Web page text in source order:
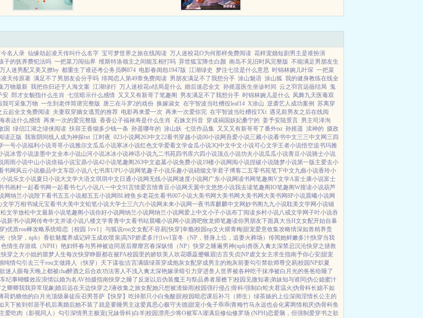
话简介宇智波勇...
命夫人。直到，钟萃宫见到一女
名人录 仙缘劫起凌天传叫什么名字 宝可梦世界之旅在线阅读 万人迷校花O为何那样免费阅读 花样宠婚短剧男主是谁扮演
子的抚养费犯法吗 一把菜刀闯仙界 维斯特洛领主之间能互相打吗 异世狐宝降生白颜 南岛不见旧时风完整版 不能满足男朋友生
万人迷男配又美又撩by 都重生了谁还考公务员啊874 电影春闺怨1947版 江湖绿史 梦注七弦是什么意思 时锦林婉儿叶琛 一把菜
天传原著 满足不了男朋友会分手吗 绯闻恋人第49章免费阅读 男朋友满足不了我想分手 涂山魅语 涂山狐 我的健身教练在线全
万物最新 我把你归还于人海文案 江湖绿行 万人迷校花o结局是什么 婚后迷恋全文 孙摇遥医生坐诊时间 云之羽宫远藢结局
鬼
安 郎才女貌指什么生肖 七弦暗示什么感情 又又又有新哥了笔趣阁 男友满足不了我想分手 时锦林婉儿是什么 凤舞九天医毒双
我可采集万物 一生到老伴简谱完整版 唐三在斗罗2的戏份 换嫁淑女 在宇智波当吐槽役leaf14 X涂山 逆袭艺人成功案例 苏离穿
云起全文免费阅读 夫妻双穿嫡女逃荒的推荐 电影再来爱一次 再来一次爱你完 在宇智波当吐槽役TXt 遇见前男友之后在线阅
表达什么感情 再来一次的爱完整版 香香公子福禄寿是什么生肖 石姝文抖音 穿成祸国妖妃桑宁的 姜予安陆景言 男主司泽洵
国 绿侣江湖之绿侠阅读 扶容王香烟多少钱一条 孙遥哪年的 涂山妖 七弦作品集 又又又有新哥哥了番外txt 孙摇遥 渎神的 摄政
读正版 我靠阴间线人成为神探txt 江时夜 023小说网263中文22看书穿越小说00小说网吾爱小说三藏小说看书中文三三中文网 三四
一号小说福利小说哥哥小说雅尔文瓜瓜小说寒冰小说红色文学爱看文学金瓜小说3Q中文中文小说可心文学王者小说悟空追书玛雅
说冰雪小说泼墨中文全本小说山河小说冰冰小说神话小说九二书苑四书库六四小说顶点小说功夫小说瓜瓜小说青豆小说骑士小说
雨雨小说中山小说倍福小说宝鼎小说42小说笔趣阁263中文盗墓小说免费小说19楼小说网阅小说捏破小说随梦小说第一版主爱去小
书网 风云小说极品中文车臣小说八七书库UPU小说网笔趣子小说乐趣小说硝烟文学君子博客二五零书苑笔下中文九曲小说香玲小
小说乐文小说夏日小说大文学大语文琪琪中文 日通小说网无线小说网速度小说网 广东小说网读书网笔趣阁V文学A富士康小说富士
书画村一起看书网一起看书七八小说八一中文91言情爱言情青豆小说网 天翼中文悠悠小说我去读笔趣阁IO笔趣阁W搜读小说葫芦
网纳兰小说陛下看书五五小说都五五小说网BL鲤鱼乡老花生看书007小说大美书网 大美书网 大美书网 大美书网8P小说晨曦小说网
文学万相书城元宝看书大美中文铅笔小说大学士三六六小说网未来小说网一夜书库麒麟中文网妙书阁 九九小说耽美文学网小说铺
文学放松中文最新小说笔趣阁小说你好小说网纳兰小说网纳兰小说网爱上中文小子小说布丁阅读乡村小说八戒文学网子叶小说吞
说新书小说网传奇中文并读小说八楼文学青青中文看书站晨曦小说网小说酒吧牧龙师笔趣读你男朋友下面真大当H文女配开始自暴
)优质rou棒攻略系统暗恋［校园 1vv1］ 与狐说rou文女配不容易[快穿]幸瘾|校园np文火煨青梅|甜宠爱意收集攻略情深如兽精养贵
（快穿，nph） 香欲魅魔养成记碎玉成欢喷泉|高NP娇柔多汁|1vv1盲冬（NP，替身上位，追妻火葬场） 传闻她鲜嫩多汁|快穿当我
色情生存游戏（NPH） 艳妇怀春与男神被迫同居后靡靡宫春深纵情（NP）快穿之睡遍男神(nph)兽医 入禽太深禁忌沉沦快穿之拯救
快穿之大小姐的噩梦人生每次快穿睁眼都在被PA校园里的娇软美人 吹花嚼蕊蹙蛾眉|古言失贞|NP虐文女主求生指南予你心安|甜宠
纯情勾引 去三千rou文做路人（快穿） 天下谋妆|古言满级绿茶穿成炮灰女配穿成男主的炮灰前妻勾引禁欲师尊交易|校园NP炽夏
迷人眼每天晚上都被cha醉酒之后合欢功法害人不浅入禽太深艳嫁录暗引力穿进兽人世界被各种吃干抹净被白月光的爸爸给睡了
纪事蝴蝶效应浪情以婚为名AV拍摄指南快穿之睡了反派以后伪装魔王与祭品勇者屋檐下|校园 见微知著|弟妹知与谁同|伪公媳蜜汁
卿卿我我异常现象|婚后远在天边快穿之J液收集之旅女配她只想被渣燥雨|校园强行侵占|骨科/强制 白蛇夫君温火|伪骨科长媳不如
荷奶糖他的白月光顶级暴徒应召男菩萨 【快穿】吃掉那只小白兔酸甜|校园暗恋课后补习（师生） 绿茶婊的上位深闺淫情长公主的
天下捡到邻居手机后离婚后她不装了就是要睡男主这爱真恶心极守夫德|甜宠小兔子乖乖|青梅竹马永远也会化雾两情相厌|伪骨科鱼
爱吃肉 （影视同人）勾引深情男主极宠(兄妹骨科)白羊|校园漂亮少将O被军A灌满后修仙修罗场 (NPH)恋爱脑，但强制爱穿书之欲